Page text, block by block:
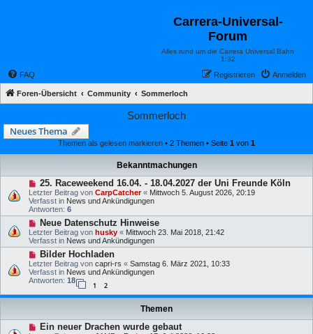
Carrera-Universal-
Forum
Alles rund um die Carrera Universal Bahn
1:32
FAQ Anmelden
Registrieren
Foren-Übersicht Community Sommerloch
Sommerloch
Neues Thema
Themen als gelesen markieren • 2 Themen • Seite 1 von 1
Bekanntmachungen
25. Raceweekend 16.04. - 18.04.2027 der Uni Freunde Köln
Letzter Beitrag von CarpCatcher« Mittwoch 5. August 2026, 20:19
Verfasst in News und Ankündigungen
Antworten: 6
Neue Datenschutz Hinweise
Letzter Beitrag von husky « Mittwoch 23. Mai 2018, 21:42
Verfasst in News und Ankündigungen
Bilder Hochladen
Letzter Beitrag von capri-rs « Samstag 6. März 2021, 10:33
Verfasst in News und Ankündigungen
Antworten: 18
1 2
Themen
Ein neuer Drachen wurde gebaut